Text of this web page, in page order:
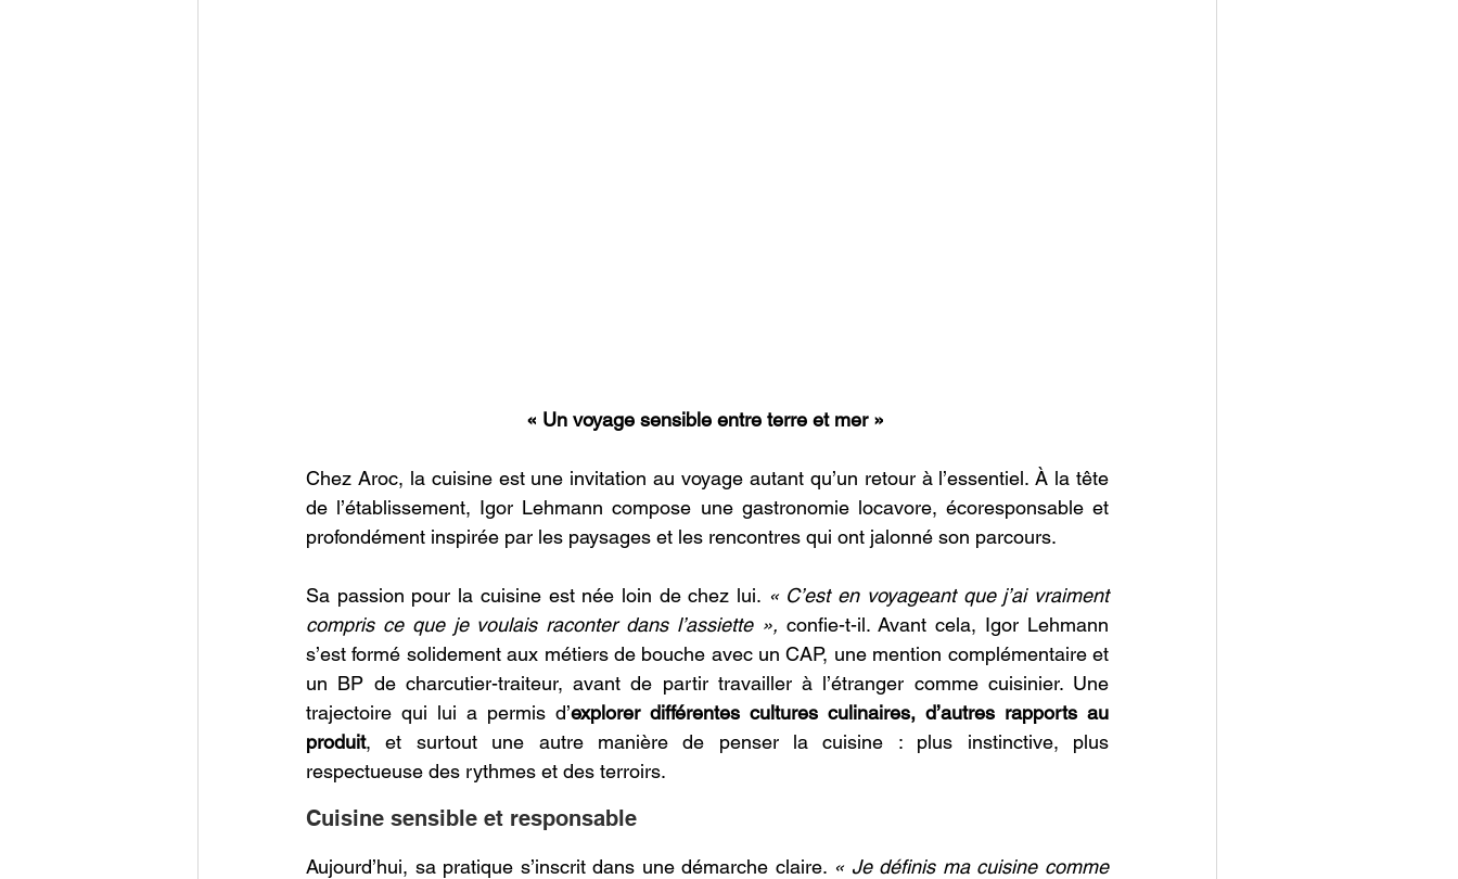
« Un voyage sensible entre terre et mer »
Chez Aroc, la cuisine est une invitation au voyage autant qu’un retour à l’essentiel. À la tête
de l’établissement, Igor Lehmann compose une gastronomie locavore, écoresponsable et
profondément inspirée par les paysages et les rencontres qui ont jalonné son parcours.
Sa passion pour la cuisine est née loin de chez lui. « C’est en voyageant que j’ai vraiment
compris ce que je voulais raconter dans l’assiette », confie-t-il. Avant cela, Igor Lehmann
s’est formé solidement aux métiers de bouche avec un CAP, une mention complémentaire et
un BP de charcutier-traiteur, avant de partir travailler à l’étranger comme cuisinier. Une
trajectoire qui lui a permis d’explorer différentes cultures culinaires, d’autres rapports au
produit, et surtout une autre manière de penser la cuisine : plus instinctive, plus
respectueuse des rythmes et des terroirs.
Cuisine sensible et responsable
Aujourd’hui, sa pratique s’inscrit dans une démarche claire. « Je définis ma cuisine comme